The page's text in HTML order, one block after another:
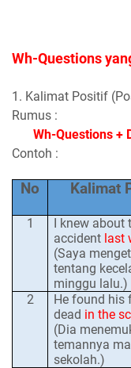
Wh-Questions
1. Kalimat Positif
Rumus :
Wh-Questions +
Contoh :
No Kalimat
1
I knew about
accident last
(Saya
tentang
minggu lalu.)
2
He found his
dead in the
(Dia
temannya
sekolah.)